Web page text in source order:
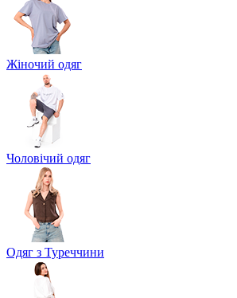
Жіночий одяг
Чоловічий одяг
Одяг з Туреччини